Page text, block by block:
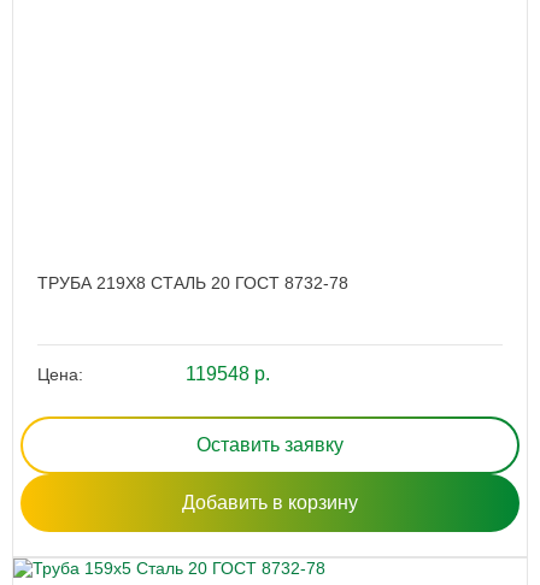
ТРУБА 219Х8 СТАЛЬ 20 ГОСТ 8732-78
Цена: 119548 р.
Оставить заявку
Добавить в корзину